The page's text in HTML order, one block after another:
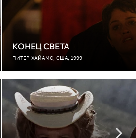
КОНЕЦ СВЕТА
ПИТЕР ХАЙАМС, США, 1999